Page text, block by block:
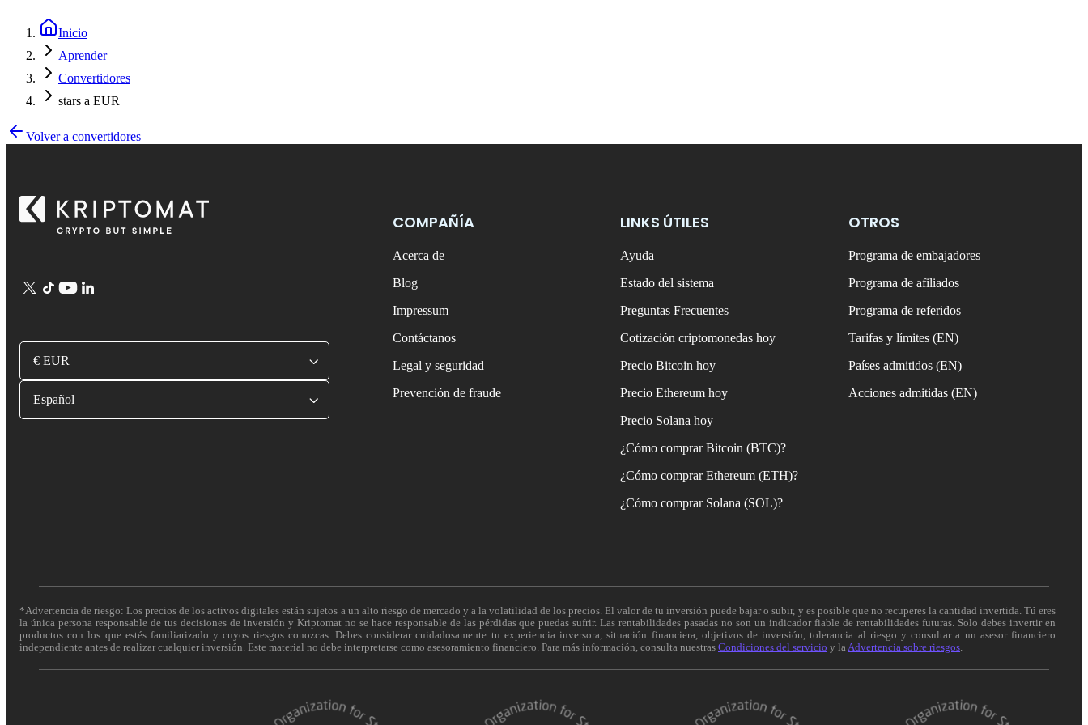
Inicio
Aprender
Convertidores
stars a EUR
Volver a convertidores
€ EUR
Español
COMPAÑÍA
Acerca de
Blog
Impressum
Contáctanos
Legal y seguridad
Prevención de fraude
LINKS ÚTILES
Ayuda
Estado del sistema
Preguntas Frecuentes
Cotización criptomonedas hoy
Precio Bitcoin hoy
Precio Ethereum hoy
Precio Solana hoy
¿Cómo comprar Bitcoin (BTC)?
¿Cómo comprar Ethereum (ETH)?
¿Cómo comprar Solana (SOL)?
OTROS
Programa de embajadores
Programa de afiliados
Programa de referidos
Tarifas y límites (EN)
Países admitidos (EN)
Acciones admitidas (EN)
*Advertencia de riesgo: Los precios de los activos digitales están sujetos a un alto riesgo de mercado y a la volatilidad de los precios. El valor de tu inversión puede bajar o subir, y es posible que no recuperes la cantidad invertida. Tú eres
la única persona responsable de tus decisiones de inversión y Kriptomat no se hace responsable de las pérdidas que puedas sufrir. Las rentabilidades pasadas no son un indicador fiable de rentabilidades futuras. Solo debes invertir en
productos con los que estés familiarizado y cuyos riesgos conozcas. Debes considerar cuidadosamente tu experiencia inversora, situación financiera, objetivos de inversión, tolerancia al riesgo y consultar a un asesor financiero
independiente antes de realizar cualquier inversión. Este material no debe interpretarse como asesoramiento financiero. Para más información, consulta nuestras Condiciones del servicio y la Advertencia sobre riesgos